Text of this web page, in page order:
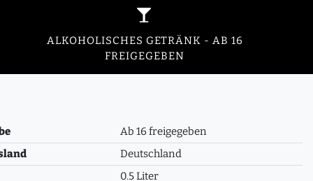
ALKOHOLISCHES GETRÄNK - AB 16
FREIGEGEBEN
Ab 16 freigegeben
Deutschland
0.5 Liter